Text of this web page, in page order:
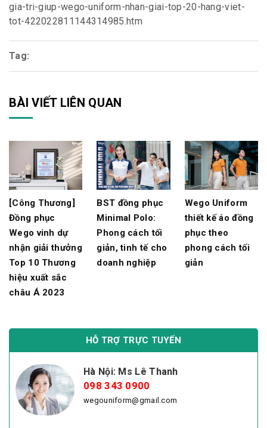
gia-tri-giup-wego-uniform-nhan-giai-top-20-hang-viet-
tot-422022811144314985.htm
Tag:
BÀI VIẾT LIÊN QUAN
[Công Thương]
Đồng phục
Wego vinh dự
nhận giải thưởng
Top 10 Thương
hiệu xuất sắc
châu Á 2023
BST đồng phục
Minimal Polo:
Phong cách tối
giản, tinh tế cho
doanh nghiệp
Wego Uniform
thiết kế áo đồng
phục theo
phong cách tối
giản
HỖ TRỢ TRỰC TUYẾN
Hà Nội: Ms Lê Thanh
098 343 0900
wegouniform@gmail.com